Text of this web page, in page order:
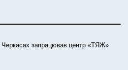
Черкасах запрацював центр «ТЯЖ»